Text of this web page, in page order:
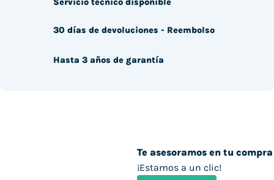
Te asesoramos en tu compra
¡Estamos a un clic!
Servicio técnico disponible
30 días de devoluciones - Reembolso
Hasta 3 años de garantía